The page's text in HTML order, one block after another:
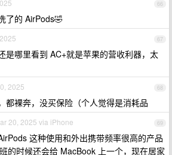
66
了的 AirPods🤣
67
是哪里看到 AC+就是苹果的营收利器，太
68
2025
都裸奔，没买保险（个人觉得是消耗品
69
20, 2025 via iPhone
这种使用和外出携带频率很高的产品
的时候还会给 MacBook 上一个，现在居家